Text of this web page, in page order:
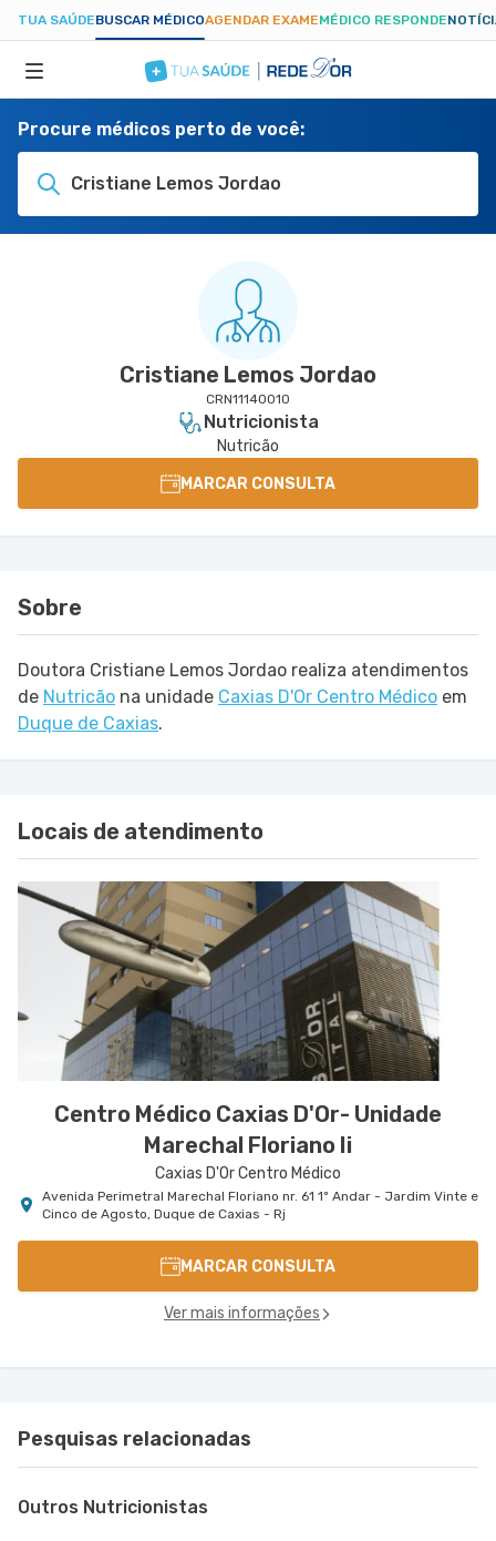
TUA SAÚDEBUSCAR MÉDICOAGENDAR EXAMEMÉDICO RESPONDE
ESPECIALIDADES
Procure médicos perto de você:
Cristiane Lemos Jordao
Cristiane Lemos Jordao
CRN11140010
Nutricionista
Nutricão
MARCAR CONSULTA
Sobre
Doutora Cristiane Lemos Jordao realiza atendimentos
de Nutricão na unidade Caxias D'Or Centro Médico em
Duque de Caxias.
Locais de atendimento
Centro Médico Caxias D'Or- Unidade
Marechal Floriano Ii
Caxias D'Or Centro Médico
Avenida Perimetral Marechal Floriano nr. 61 1º Andar - Jardim Vinte e
Cinco de Agosto, Duque de Caxias - Rj
MARCAR CONSULTA
Ver mais informações
Pesquisas relacionadas
Outros Nutricionistas